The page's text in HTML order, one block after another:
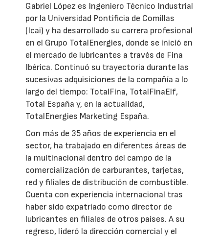
Gabriel López es Ingeniero Técnico Industrial
por la Universidad Pontificia de Comillas
(Icai) y ha desarrollado su carrera profesional
en el Grupo TotalEnergies, donde se inició en
el mercado de lubricantes a través de Fina
Ibérica. Continuó su trayectoria durante las
sucesivas adquisiciones de la compañía a lo
largo del tiempo: TotalFina, TotalFinaElf,
Total España y, en la actualidad,
TotalEnergies Marketing España.
Con más de 35 años de experiencia en el
sector, ha trabajado en diferentes áreas de
la multinacional dentro del campo de la
comercialización de carburantes, tarjetas,
red y filiales de distribución de combustible.
Cuenta con experiencia internacional tras
haber sido expatriado como director de
lubricantes en filiales de otros países. A su
regreso, lideró la dirección comercial y el